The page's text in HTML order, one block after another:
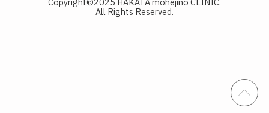
Copyright©2025 HAKATA mohejino CLINIC.
All Rights Reserved.